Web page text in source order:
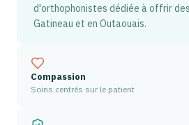
d'orthophonistes dédiée à offrir
Gatineau et en Outaouais.
Compassion
Soins centrés sur le patient